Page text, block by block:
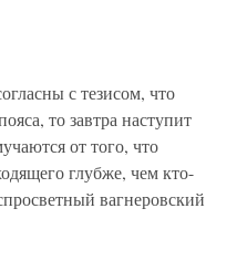
с тезисом, что
то завтра наступит
от того, что
глубже, чем кто-
вагнеровский